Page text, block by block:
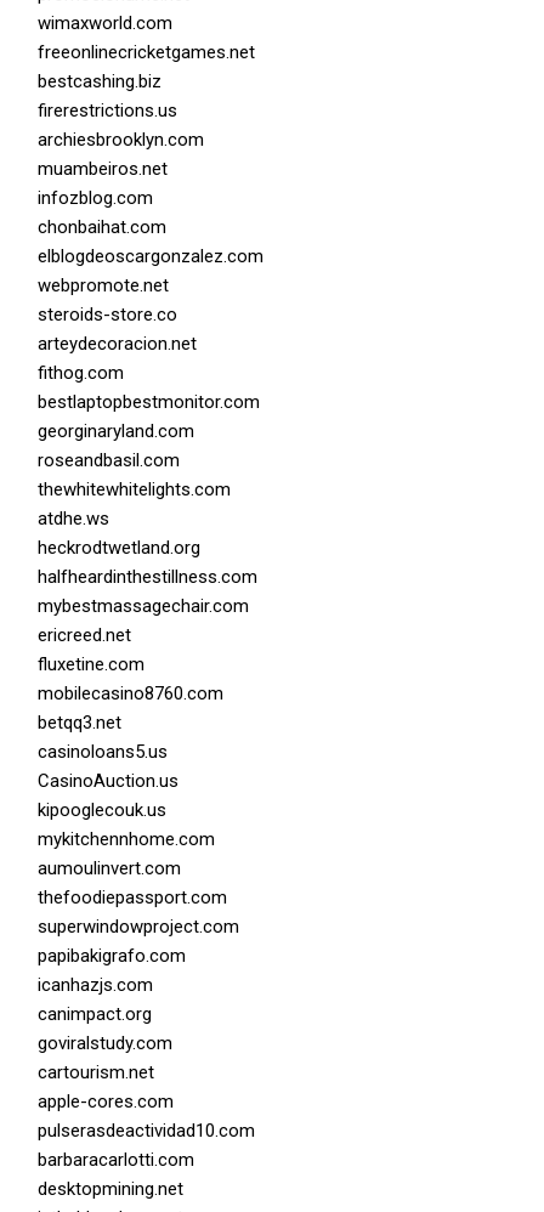
wimaxworld.com
freeonlinecricketgames.net
bestcashing.biz
firerestrictions.us
archiesbrooklyn.com
muambeiros.net
infozblog.com
chonbaihat.com
elblogdeoscargonzalez.com
webpromote.net
steroids-store.co
arteydecoracion.net
fithog.com
bestlaptopbestmonitor.com
georginaryland.com
roseandbasil.com
thewhitewhitelights.com
atdhe.ws
heckrodtwetland.org
halfheardinthestillness.com
mybestmassagechair.com
ericreed.net
fluxetine.com
mobilecasino8760.com
betqq3.net
casinoloans5.us
CasinoAuction.us
kipooglecouk.us
mykitchennhome.com
aumoulinvert.com
thefoodiepassport.com
superwindowproject.com
papibakigrafo.com
icanhazjs.com
canimpact.org
goviralstudy.com
cartourism.net
apple-cores.com
pulserasdeactividad10.com
barbaracarlotti.com
desktopmining.net